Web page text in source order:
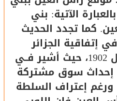
الآتية: بني
كما تجدد الحديث
الجزائر
الموقعة في 20 أبريل 1902، حيث أشير فــي
إحداث سوق مشتركة
إعتراف السلطة